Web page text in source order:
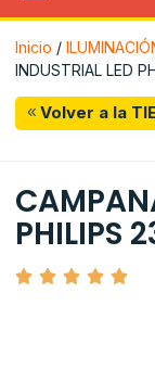
Inicio /
INDUSTRIAL LED
Volver a la
PHILIPS